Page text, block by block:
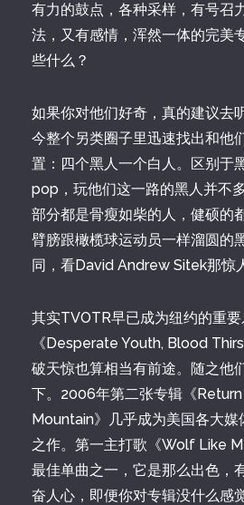
有力的鼓点，各种采样，有号召
法，又有感情，浑然一体的完美
些什么？
如果你对他们好奇，真的建议去
今整个另类圈子里迅速找出和他
置：四个黑人一个白人。区别于
pop，玩他们这一路的黑人并不
部分都是骨瘦如柴的人，健硕的
臂膀跟橄榄球运动员一样溜圆的
同，看David Andrew Sitek那惊
其实TVOTR早已成为纽约的重
《Desperate Youth, Blood
破天惊也算相当有前途。随之他
下。2006年第二张专辑《
Mountain》几乎成为美国各大
之作。第一主打歌《Wolf Like
最佳单曲之一，它是那么出色，
奋人心，即便你对专辑没什么感